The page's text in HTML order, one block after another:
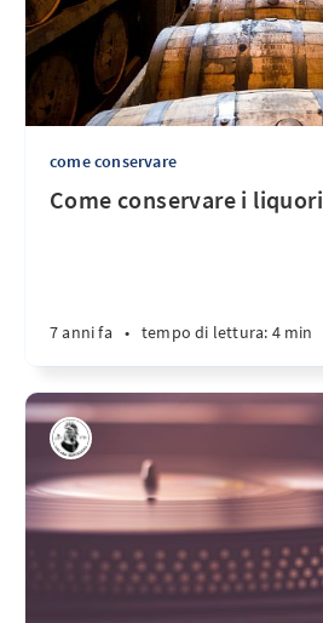
come conservare
Come conservare i liquori
7 anni fa • tempo di lettura: 4 min